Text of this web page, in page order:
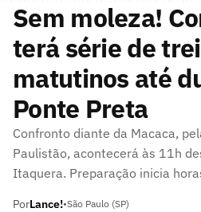
Sem moleza!
terá série de
matutinos até
Ponte Preta
Confronto diante da Macaca,
Paulistão, acontecerá às 11h
Itaquera. Preparação inicia
PorLance!•São Paulo (SP)